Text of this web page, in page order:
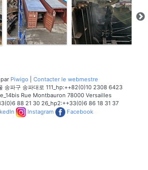
Piwigo
Contacter le webmestre
송파구 송파대로 111_hp:++82(0)10 2308 6423
Rue Montbauron 78000 Versailles
88 21 30 26_hp2:++33(0)6 86 18 31 37
Instagram Facebook